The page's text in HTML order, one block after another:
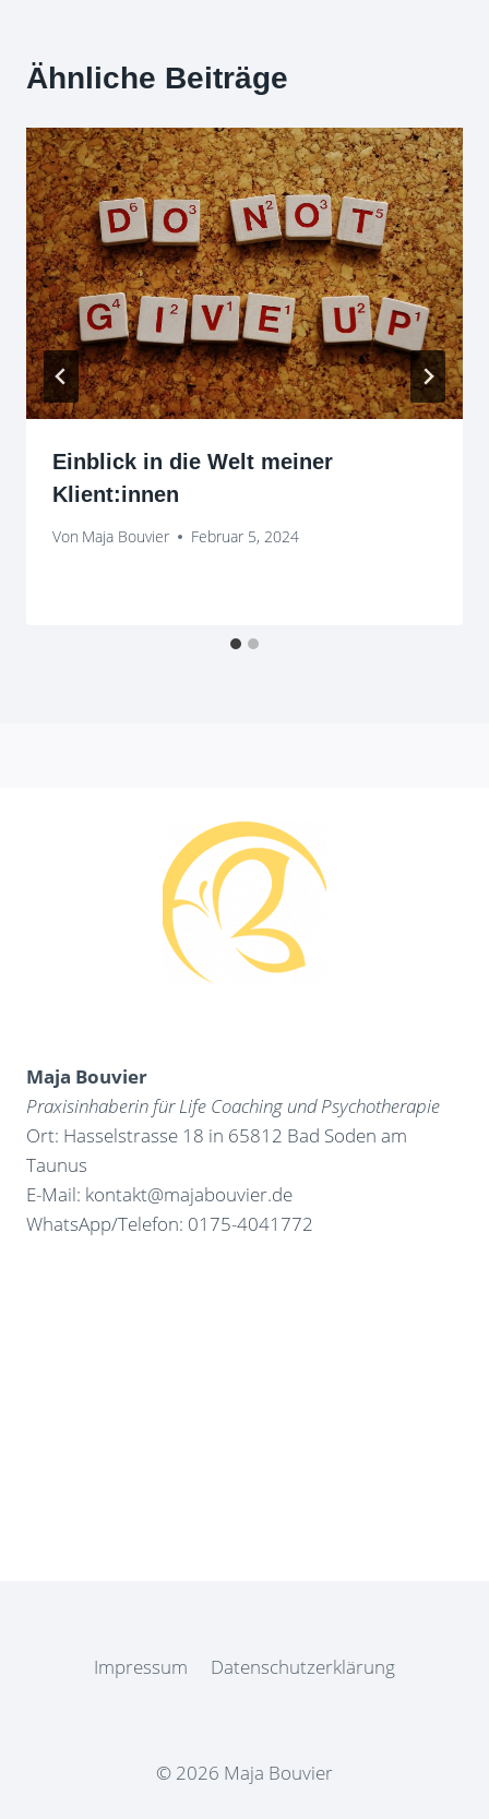
Ähnliche Beiträge
Einblick in die Welt meiner
Klient:innen
Von Maja Bouvier Februar 5, 2024
Maja Bouvier
Praxisinhaberin für Life Coaching und Psychotherapie
Ort: Hasselstrasse 18 in 65812 Bad Soden am
Taunus
E-Mail: kontakt@majabouvier.de
WhatsApp/Telefon: 0175-4041772
Impressum Datenschutzerklärung
© 2026 Maja Bouvier